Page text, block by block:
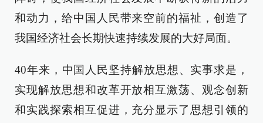
和动力，给中国人民带来空前的福祉，创造了
我国经济社会长期快速持续发展的大好局面。
40年来，中国人民坚持解放思想、实事求是，
实现解放思想和改革开放相互激荡、观念创新
和实践探索相互促进，充分显示了思想引领的